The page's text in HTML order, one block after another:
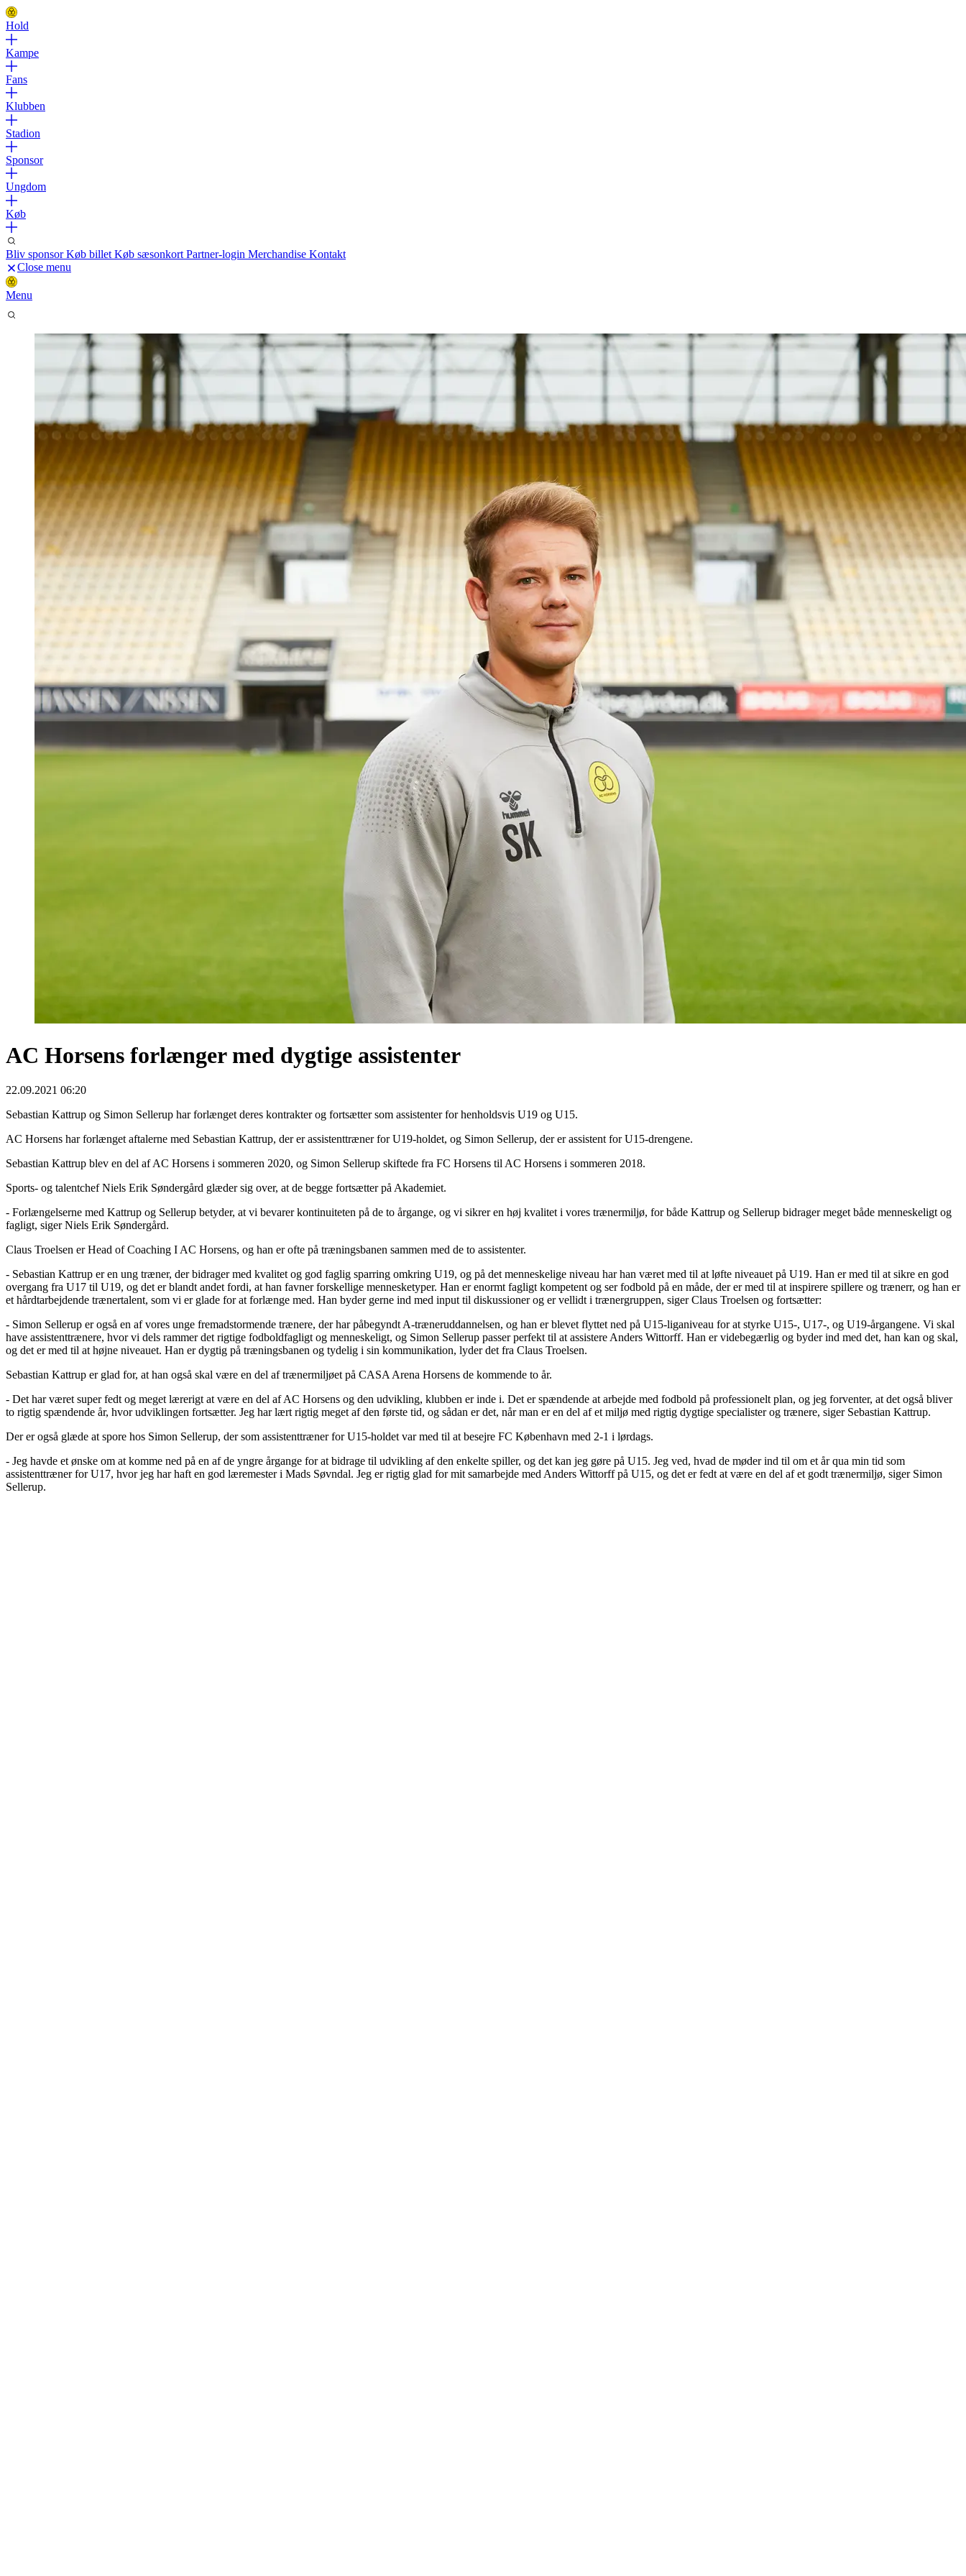
Hold
Kampe
Fans
Klubben
Stadion
Sponsor
Ungdom
Køb
Bliv sponsorKøb billet Køb sæsonkort Partner-login Merchandise Kontakt
Close menu
Menu
AC Horsens forlænger med dygtige assistenter
22.09.2021 06:20
Sebastian Kattrup og Simon Sellerup har forlænget deres kontrakter og fortsætter som assistenter for henholdsvis U19 og U15.
AC Horsens har forlænget aftalerne med Sebastian Kattrup, der er assistenttræner for U19-holdet, og Simon Sellerup, der er assistent for U15-drengene.
Sebastian Kattrup blev en del af AC Horsens i sommeren 2020, og Simon Sellerup skiftede fra FC Horsens til AC Horsens i sommeren 2018.
Sports- og talentchef Niels Erik Søndergård glæder sig over, at de begge fortsætter på Akademiet.
- Forlængelserne med Kattrup og Sellerup betyder, at vi bevarer kontinuiteten på de to årgange, og vi sikrer en høj kvalitet i vores trænermiljø, for både Kattrup og Sellerup bidrager meget både menneskeligt og
fagligt, siger Niels Erik Søndergård.
Claus Troelsen er Head of Coaching I AC Horsens, og han er ofte på træningsbanen sammen med de to assistenter.
- Sebastian Kattrup er en ung træner, der bidrager med kvalitet og god faglig sparring omkring U19, og på det menneskelige niveau har han været med til at løfte niveauet på U19. Han er med til at sikre en god
overgang fra U17 til U19, og det er blandt andet fordi, at han favner forskellige mennesketyper. Han er enormt fagligt kompetent og ser fodbold på en måde, der er med til at inspirere spillere og trænerr, og han er
et hårdtarbejdende trænertalent, som vi er glade for at forlænge med. Han byder gerne ind med input til diskussioner og er vellidt i trænergruppen, siger Claus Troelsen og fortsætter:
- Simon Sellerup er også en af vores unge fremadstormende trænere, der har påbegyndt A-træneruddannelsen, og han er blevet flyttet ned på U15-liganiveau for at styrke U15-, U17-, og U19-årgangene. Vi skal
have assistenttrænere, hvor vi dels rammer det rigtige fodboldfagligt og menneskeligt, og Simon Sellerup passer perfekt til at assistere Anders Wittorff. Han er videbegærlig og byder ind med det, han kan og skal,
og det er med til at højne niveauet. Han er dygtig på træningsbanen og tydelig i sin kommunikation, lyder det fra Claus Troelsen.
Sebastian Kattrup er glad for, at han også skal være en del af trænermiljøet på CASA Arena Horsens de kommende to år.
- Det har været super fedt og meget lærerigt at være en del af AC Horsens og den udvikling, klubben er inde i. Det er spændende at arbejde med fodbold på professionelt plan, og jeg forventer, at det også bliver
to rigtig spændende år, hvor udviklingen fortsætter. Jeg har lært rigtig meget af den første tid, og sådan er det, når man er en del af et miljø med rigtig dygtige specialister og trænere, siger Sebastian Kattrup.
Der er også glæde at spore hos Simon Sellerup, der som assistenttræner for U15-holdet var med til at besejre FC København med 2-1 i lørdags.
- Jeg havde et ønske om at komme ned på en af de yngre årgange for at bidrage til udvikling af den enkelte spiller, og det kan jeg gøre på U15. Jeg ved, hvad de møder ind til om et år qua min tid som
assistenttræner for U17, hvor jeg har haft en god læremester i Mads Søvndal. Jeg er rigtig glad for mit samarbejde med Anders Wittorff på U15, og det er fedt at være en del af et godt trænermiljø, siger Simon
Sellerup.